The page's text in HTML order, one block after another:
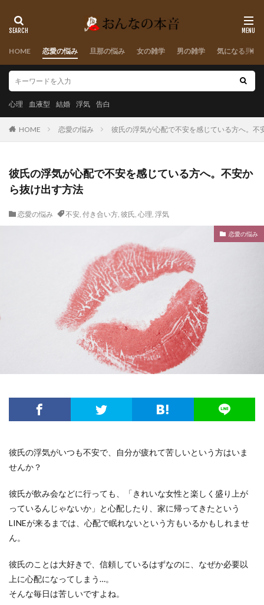
HOME 恋愛の悩み 旦那の悩み 女の雑学 男の雑学 気になる男性
心理 血液型 結婚 浮気 告白
HOME 恋愛の悩み 彼氏の浮気が心配で不安を感じている方へ。不
彼氏の浮気が心配で不安を感じている方へ。不安か
ら抜け出す方法
恋愛の悩み 不安, 付き合い方, 彼氏, 心理, 浮気
恋愛の悩み
彼氏の浮気がいつも不安で、自分が疲れて苦しいという方はいま
せんか？
彼氏が飲み会などに行っても、「きれいな女性と楽しく盛り上が
っているんじゃないか」と心配したり、家に帰ってきたという
LINEが来るまでは、心配で眠れないという方もいるかもしれませ
ん。
彼氏のことは大好きで、信頼しているはずなのに、なぜか必要以
上に心配になってしまう…。
そんな毎日は苦しいですよね。